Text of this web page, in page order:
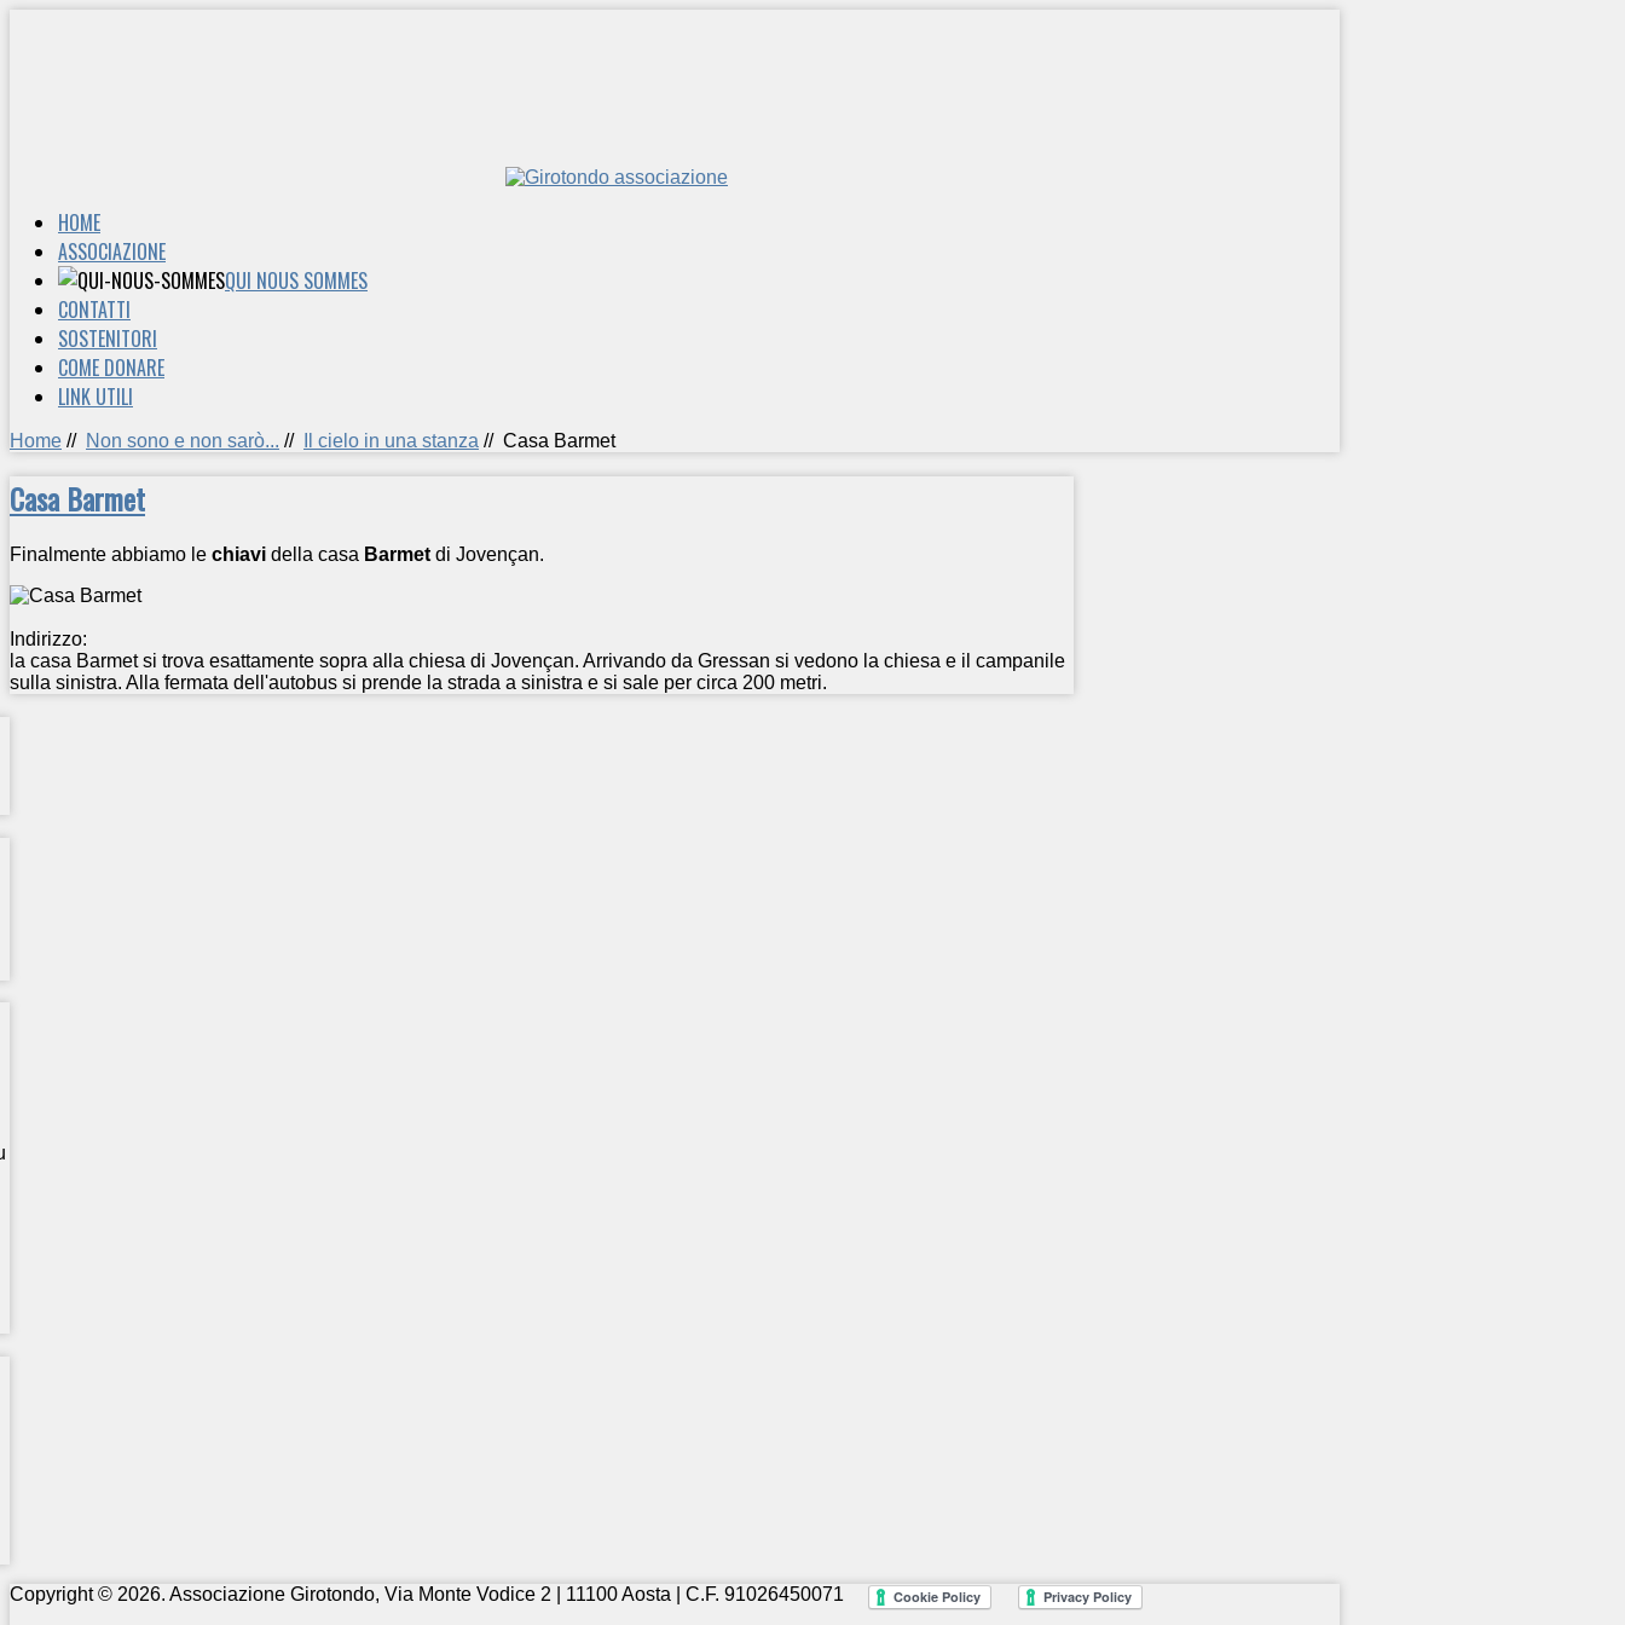
HOME
ASSOCIAZIONE
QUI NOUS SOMMES
CONTATTI
SOSTENITORI
COME DONARE
LINK UTILI
Home // Non sono e non sarò... // Il cielo in una stanza // Casa Barmet
Casa Barmet
Finalmente abbiamo le chiavi della casa Barmet di Jovençan.
Indirizzo:
la casa Barmet si trova esattamente sopra alla chiesa di Jovençan. Arrivando da Gressan si vedono la chiesa e il campanile
sulla sinistra. Alla fermata dell'autobus si prende la strada a sinistra e si sale per circa 200 metri.
Copyright © 2026. Associazione Girotondo, Via Monte Vodice 2 | 11100 Aosta | C.F. 91026450071